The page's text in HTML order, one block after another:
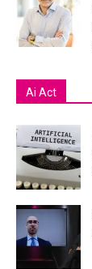
Ai Act